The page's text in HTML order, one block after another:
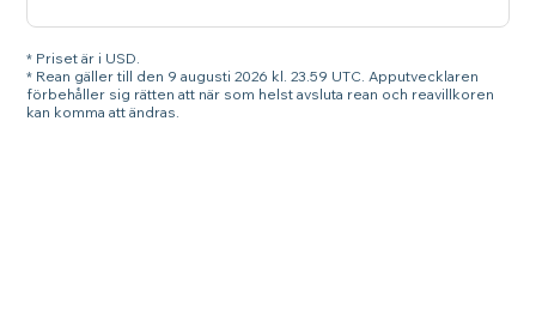
* Priset är i USD.
* Rean gäller till den 9 augusti 2026 kl. 23.59 UTC. Apputvecklaren
förbehåller sig rätten att när som helst avsluta rean och reavillkoren
kan komma att ändras.